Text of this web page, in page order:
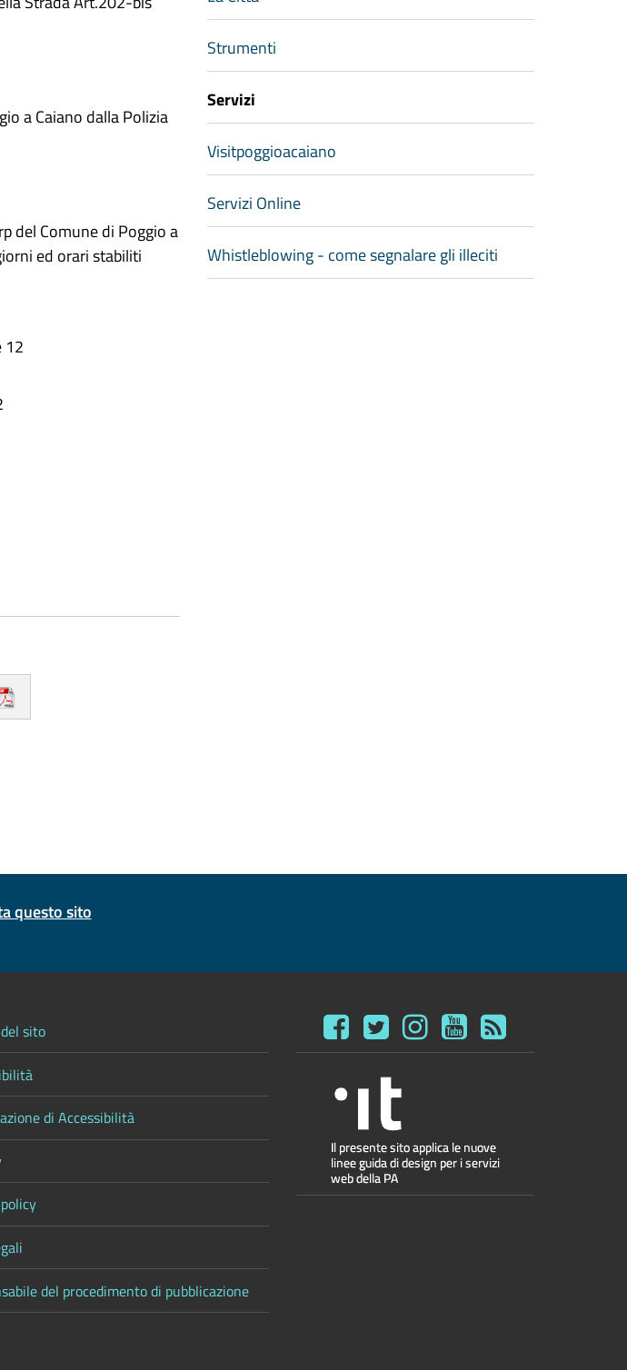
a Caiano dalla Polizia
del Comune di Poggio a
ed orari stabiliti
12
Strumenti
Servizi
Visitpoggioacaiano
Servizi Online
Whistleblowing - come segnalare gli illeciti
questo sito
sito
di Accessibilità
del procedimento di pubblicazione